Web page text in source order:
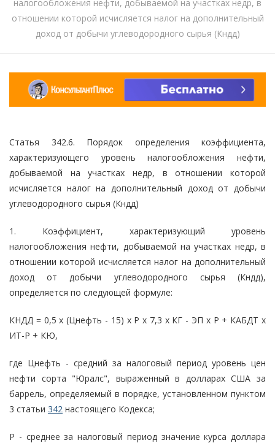
налогообложения нефти, добываемой на участках недр, в
отношении которой исчисляется налог на дополнительный
доход от добычи углеводородного сырья (Кндд)
Статья 342.6. Порядок определения коэффициента,
характеризующего уровень налогообложения нефти,
добываемой на участках недр, в отношении которой
исчисляется налог на дополнительный доход от добычи
углеводородного сырья (Кндд)
1. Коэффициент, характеризующий уровень
налогообложения нефти, добываемой на участках недр, в
отношении которой исчисляется налог на дополнительный
доход от добычи углеводородного сырья (Кндд),
определяется по следующей формуле:
КНДД = 0,5 x (Цнефть - 15) x Р x 7,3 x КГ - ЭП x Р + КАБДТ x
ИТ-Р + КЮ,
где Цнефть - средний за налоговый период уровень цен
нефти сорта "Юралс", выраженный в долларах США за
баррель, определяемый в порядке, установленном пунктом
3 статьи 342 настоящего Кодекса;
Р - среднее за налоговый период значение курса доллара